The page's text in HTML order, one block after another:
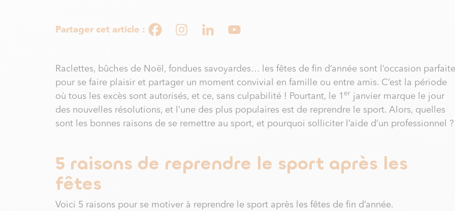
Partager cet article :
Raclettes, bûches de Noël, fondues savoyardes… les fêtes de fin d’année sont l’occasion parfaite
pour se faire plaisir et partager un moment convivial en famille ou entre amis. C’est la période
où tous les excès sont autorisés, et ce, sans culpabilité ! Pourtant, le 1 er janvier marque le jour
des nouvelles résolutions, et l’une des plus populaires est de reprendre le sport. Alors, quelles
sont les bonnes raisons de se remettre au sport, et pourquoi solliciter l’aide d’un professionnel ?
5 raisons de reprendre le sport après les
fêtes
Voici 5 raisons pour se motiver à reprendre le sport après les fêtes de fin d’année.